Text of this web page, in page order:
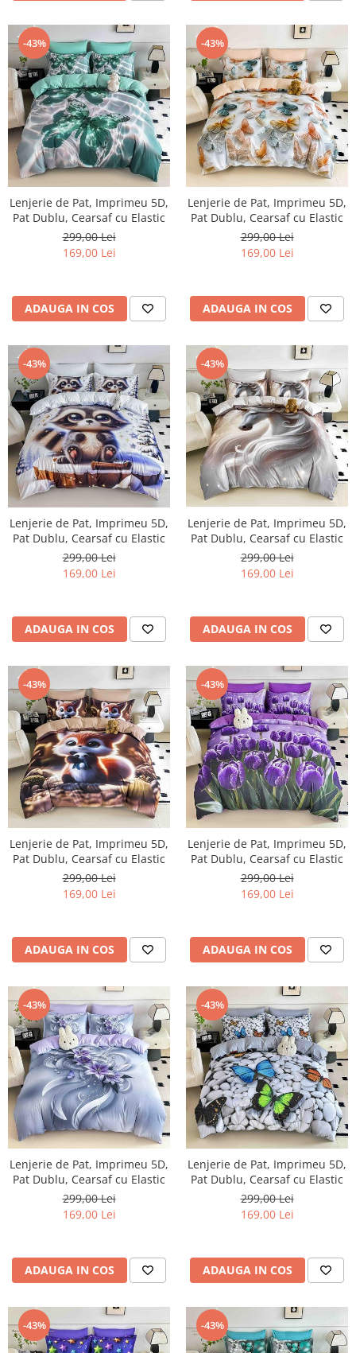
-43%
Lenjerie de Pat, Imprimeu 5D,
Pat Dublu, Cearsaf cu Elastic
299,00 Lei
169,00 Lei
ADAUGA IN COS
-43%
Lenjerie de Pat, Imprimeu 5D,
Pat Dublu, Cearsaf cu Elastic
299,00 Lei
169,00 Lei
ADAUGA IN COS
-43%
Lenjerie de Pat, Imprimeu 5D,
Pat Dublu, Cearsaf cu Elastic
299,00 Lei
169,00 Lei
ADAUGA IN COS
-43%
Lenjerie de Pat, Imprimeu 5D,
Pat Dublu, Cearsaf cu Elastic
299,00 Lei
169,00 Lei
ADAUGA IN COS
-43%
Lenjerie de Pat, Imprimeu 5D,
Pat Dublu, Cearsaf cu Elastic
299,00 Lei
169,00 Lei
ADAUGA IN COS
-43%
Lenjerie de Pat, Imprimeu 5D,
Pat Dublu, Cearsaf cu Elastic
299,00 Lei
169,00 Lei
ADAUGA IN COS
-43%
Lenjerie de Pat, Imprimeu 5D,
Pat Dublu, Cearsaf cu Elastic
299,00 Lei
169,00 Lei
ADAUGA IN COS
-43%
Lenjerie de Pat, Imprimeu 5D,
Pat Dublu, Cearsaf cu Elastic
299,00 Lei
169,00 Lei
ADAUGA IN COS
-43% -43%